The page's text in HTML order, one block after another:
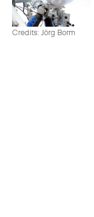
Credits: Jörg Borm